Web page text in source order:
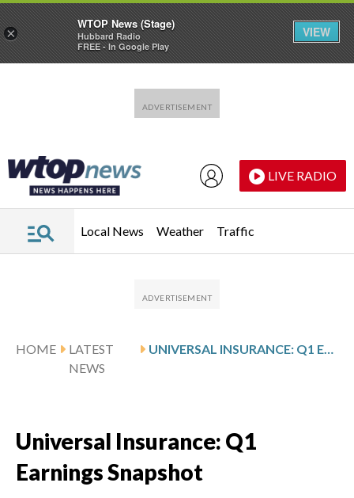
LIVE RADIO
Local News Weather Traffic
HOME
LATEST
NEWS
UNIVERSAL INSURANCE: Q1 EARNINGS SNAPSHOT
Universal Insurance: Q1
Earnings Snapshot
×
WTOP News (Stage)
Hubbard Radio
FREE - In Google Play
VIEW